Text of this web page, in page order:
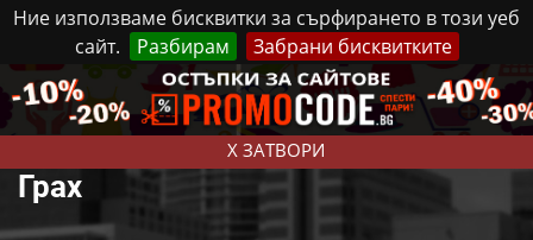
Ние използваме бисквитки за сърфирането в този уеб
сайт.
Разбирам Забрани бисквитките
X ЗАТВОРИ
Неделя, 9 Август, 2026 Реклама Контакти
Грах